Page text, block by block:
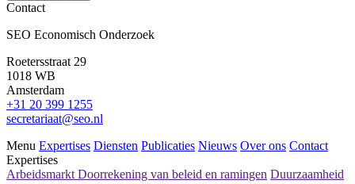
Contact
SEO Economisch Onderzoek
Roetersstraat 29
1018 WB
Amsterdam
+31 20 399 1255
secretariaat@seo.nl
Menu Expertises Diensten Publicaties Nieuws Over ons Contact
Expertises
Arbeidsmarkt Doorrekening van beleid en ramingen Duurzaamheid